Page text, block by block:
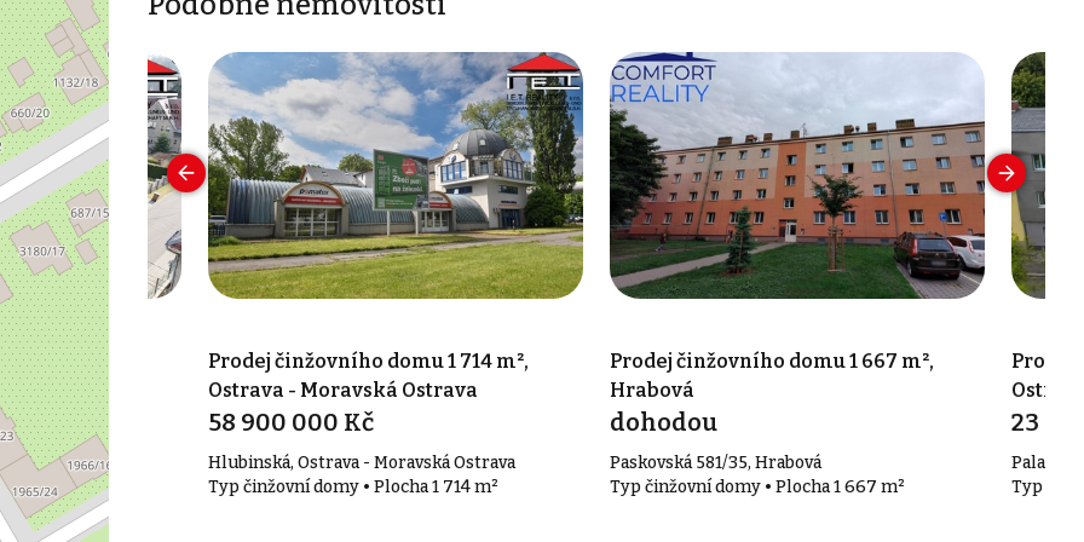
132 m²,
132 m²
Prodej činžovního domu 1 714 m²,
Ostrava - Moravská Ostrava
58 900 000 Kč
Hlubinská, Ostrava - Moravská Ostrava
Typ činžovní domy • Plocha 1 714 m²
Prodej činžovního domu 1 667 m²,
Hrabová
dohodou
Paskovská 581/35, Hrabová
Typ činžovní domy • Plocha 1 667 m²
Prodej
23
Typ